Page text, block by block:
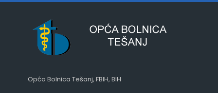
Opća Bolnica Tešanj, FBIH, BIH